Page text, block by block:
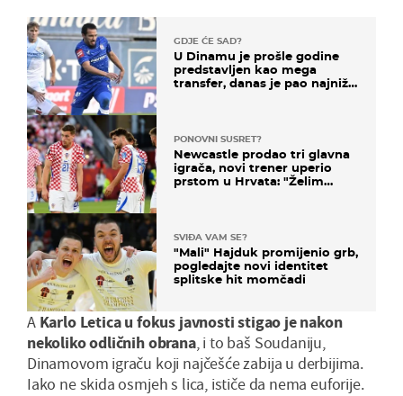
GDJE ĆE SAD?
U Dinamu je prošle godine
predstavljen kao mega
transfer, danas je pao najniže
PONOVNI SUSRET?
Newcastle prodao tri glavna
igrača, novi trener uperio
prstom u Hrvata: "Želim
SVIĐA VAM SE?
"Mali" Hajduk promijenio grb,
pogledajte novi identitet
splitske hit momčadi
A Karlo Letica u fokus javnosti stigao je nakon
nekoliko odličnih obrana, i to baš Soudaniju,
Dinamovom igraču koji najčešće zabija u derbijima.
Iako ne skida osmjeh s lica, ističe da nema euforije.